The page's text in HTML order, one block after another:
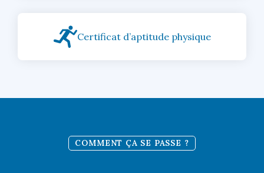
Certificat d’aptitude physique
COMMENT ÇA SE PASSE ?